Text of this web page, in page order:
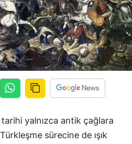
tarihi yalnızca antik çağlara
sürecine de ışık